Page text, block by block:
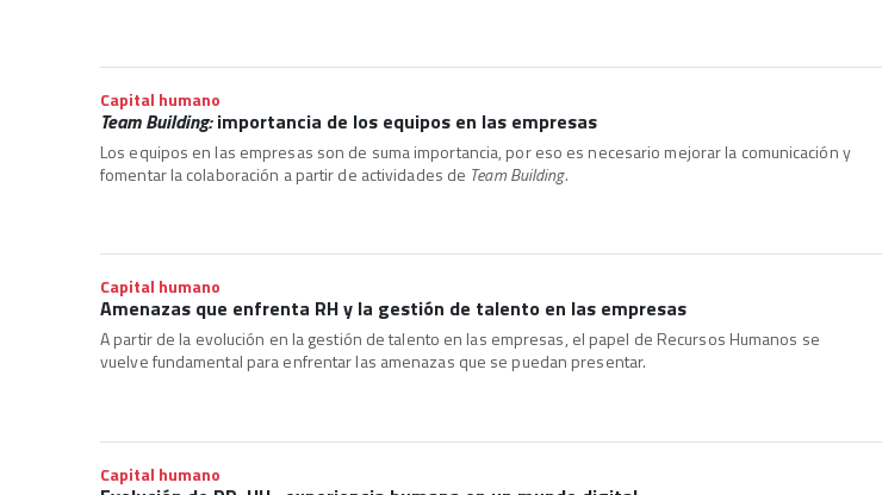
Capital humano
Team Building:importancia de los equipos en las empresas
Los equipos en las empresas son de suma importancia, por eso es necesario mejorar la comunicación y
fomentar la colaboración a partir de actividades de Team Building.
Capital humano
Amenazas que enfrenta RH y la gestión de talento en las empresas
A partir de la evolución en la gestión de talento en las empresas, el papel de Recursos Humanos se
vuelve fundamental para enfrentar las amenazas que se puedan presentar.
Capital humano